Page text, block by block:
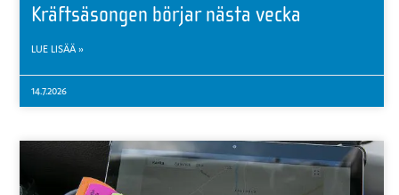
Kräftsäsongen börjar nästa vecka
LUE LISÄÄ »
14.7.2026